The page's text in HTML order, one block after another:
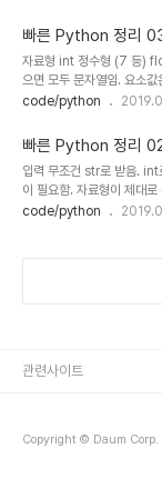
생략시 마지막까지 반환.
[:2]) -> Li print("Life"[:-
%%(%를 출력) print..
빠른 Python 정리
자료형 int 정수형 (7 등)
으면 모두 문자열임. 요소
"748" + "3647 is
기 type(3) ->
code/python
빠른 Python 정리
입력 무조건 str로 받음.
이 필요함. 자료형이 제대
다. int(input())*3의 출력
life is too short
code/python
Copyright © Daum
관련사이트